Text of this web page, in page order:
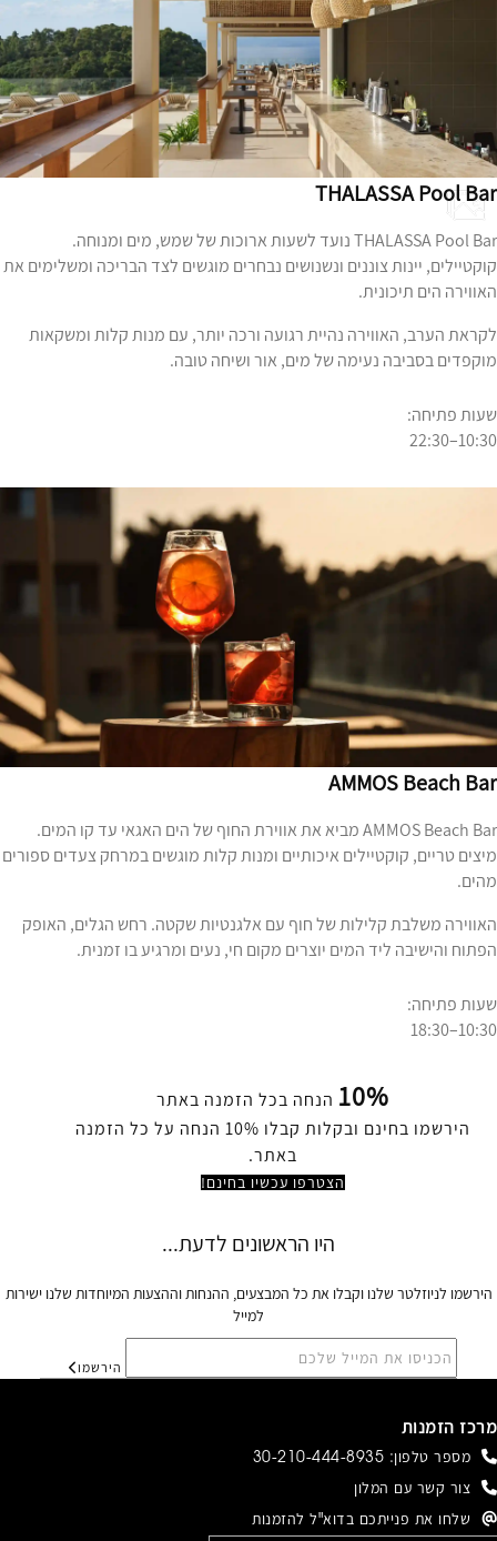
THALASSA Pool Bar
THALASSA Pool Bar נועד לשעות ארוכות של שמש, מים ומנוחה.
קוקטיילים, יינות צוננים ונשנושים נבחרים מוגשים לצד הבריכה ומשלימים את
האווירה הים תיכונית.
לקראת הערב, האווירה נהיית רגועה ורכה יותר, עם מנות קלות ומשקאות
מוקפדים בסביבה נעימה של מים, אור ושיחה טובה.
שעות פתיחה:
10:30–22:30
AMMOS Beach Bar
AMMOS Beach Bar מביא את אווירת החוף של הים האגאי עד קו המים.
מיצים טריים, קוקטיילים איכותיים ומנות קלות מוגשים במרחק צעדים ספורים
מהים.
האווירה משלבת קלילות של חוף עם אלגנטיות שקטה. רחש הגלים, האופק
הפתוח והישיבה ליד המים יוצרים מקום חי, נעים ומרגיע בו זמנית.
שעות פתיחה:
10:30–18:30
10% הנחה בכל הזמנה באתר
הירשמו בחינם ובקלות קבלו 10% הנחה על כל הזמנה
באתר.
הצטרפו עכשיו בחינם!
הירשמו לניוזלטר שלנו וקבלו את כל המבצעים, ההנחות וההצעות המיוחדות שלנו ישירות
למייל
הירשמו
מרכז הזמנות
מספר טלפון: 30-210-444-8935
צור קשר עם המלון
שלחו את פנייתכם בדוא"ל להזמנות